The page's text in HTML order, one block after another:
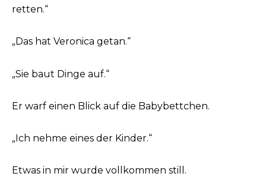
retten.“
„Das hat Veronica getan.“
„Sie baut Dinge auf.“
Er warf einen Blick auf die Babybettchen.
„Ich nehme eines der Kinder.“
Etwas in mir wurde vollkommen still.